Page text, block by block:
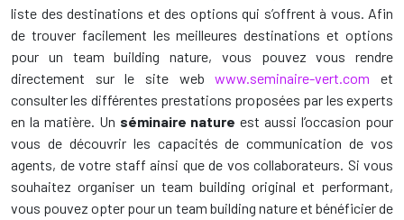
liste des destinations et des options qui s’offrent à vous. Afin
de trouver facilement les meilleures destinations et options
pour un team building nature, vous pouvez vous rendre
directement sur le site webwww.seminaire-vert.com et
consulter les différentes prestations proposées par les experts
en la matière. Un séminaire nature est aussi l’occasion pour
vous de découvrir les capacités de communication de vos
agents, de votre staff ainsi que de vos collaborateurs. Si vous
souhaitez organiser un team building original et performant,
vous pouvez opter pour un team building nature et bénéficier de